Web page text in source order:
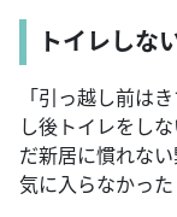
トイレしな
「引っ越し前は
し後トイレをし
だ新居に慣れな
気に入らなかった